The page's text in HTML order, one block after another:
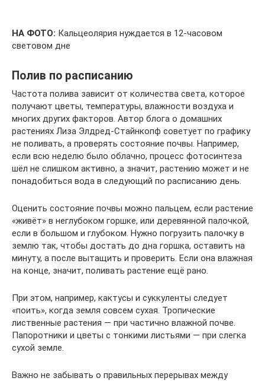
НА ФОТО: Кальцеолярия нуждается в 12-часовом
световом дне
Полив по расписанию
Частота полива зависит от количества света, которое
получают цветы, температуры, влажности воздуха и
многих других факторов. Автор блога о домашних
растениях Лиза Элдред‑Стайнкопф советует по графику
не поливать, а проверять состояние почвы. Например,
если всю неделю было облачно, процесс фотосинтеза
шёл не слишком активно, а значит, растению может и не
понадобиться вода в следующий по расписанию день.
Оценить состояние почвы можно пальцем, если растение
«живёт» в неглубоком горшке, или деревянной палочкой,
если в большом и глубоком. Нужно погрузить палочку в
землю так, чтобы достать до дна горшка, оставить на
минуту, а после вытащить и проверить. Если она влажная
на конце, значит, поливать растение ещё рано.
При этом, например, кактусы и суккуленты следует
«поить», когда земля совсем сухая. Тропические
лиственные растения — при частично влажной почве.
Папоротники и цветы с тонкими листьями — при слегка
сухой земле.
Важно не забывать о правильных перерывах между